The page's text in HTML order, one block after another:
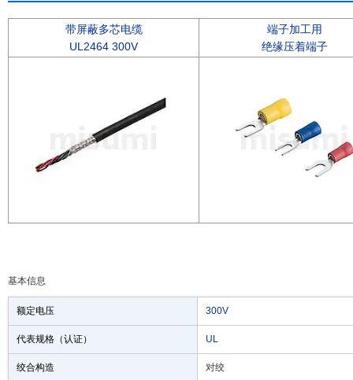
带屏蔽多芯电缆
UL2464 300V
端子加工用
绝缘压着端子
基本信息
额定电压 300V
代表规格（认证） UL
绞合构造 对绞